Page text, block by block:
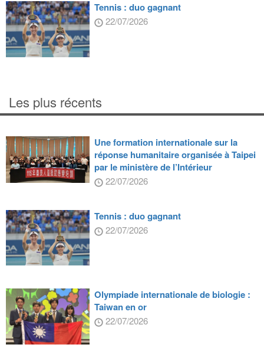
Tennis : duo gagnant
22/07/2026
Les plus récents
Une formation internationale sur la
réponse humanitaire organisée à Taipei
par le ministère de l’Intérieur
22/07/2026
Tennis : duo gagnant
22/07/2026
Olympiade internationale de biologie :
Taiwan en or
22/07/2026